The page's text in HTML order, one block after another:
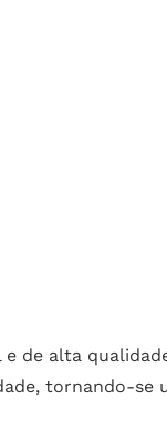
de alta
tornando-se